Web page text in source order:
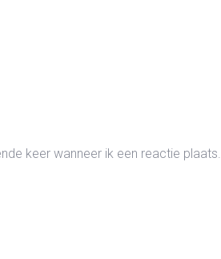
keer wanneer ik een reactie plaats.